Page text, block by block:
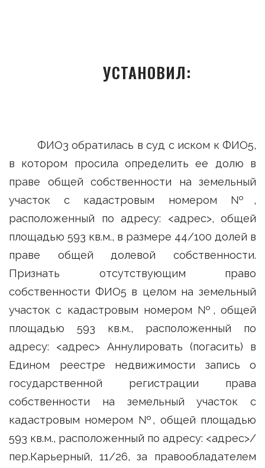
УСТАНОВИЛ:
ФИО3 обратилась в суд с иском к ФИО5,
в котором просила определить ее долю в
праве общей собственности на земельный
участок с кадастровым номером №,
расположенный по адресу: <адрес>, общей
площадью 593 кв.м., в размере 44/100 долей в
праве общей долевой собственности.
Признать отсутствующим право
собственности ФИО5 в целом на земельный
участок с кадастровым номером №, общей
площадью 593 кв.м., расположенный по
адресу: <адрес> Аннулировать (погасить) в
Едином реестре недвижимости запись о
государственной регистрации права
собственности на земельный участок с
кадастровым номером №, общей площадью
593 кв.м., расположенный по адресу: <адрес>/
пер.Карьерный, 11/26, за правообладателем